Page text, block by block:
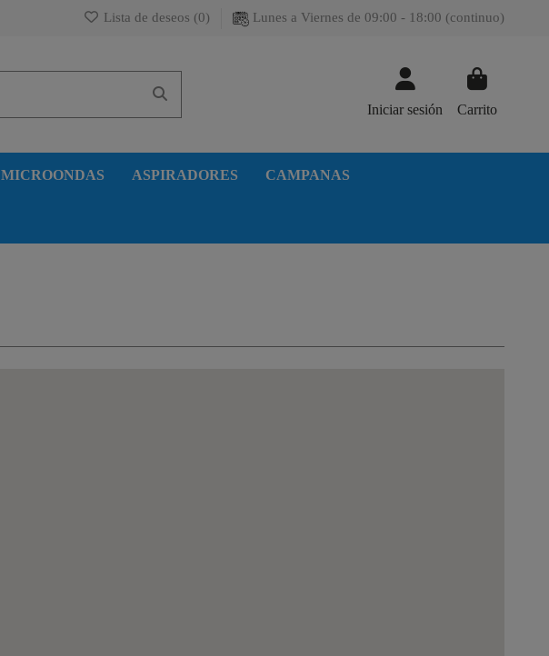
Lista de deseos (0) Lunes a Viernes de 09:00 - 18:00 (continuo)
Iniciar sesión Carrito
MICROONDAS ASPIRADORES CAMPANAS